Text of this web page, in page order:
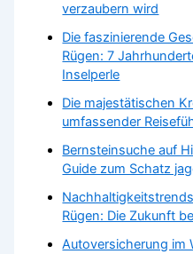
verzaubern wird
Die faszinierende
Rügen: 7
Inselperle
Die majestätischen
umfassender
Bernsteinsuche auf
Guide zum Schatz
Rügen: Die Zukunft
Autoversicherung im